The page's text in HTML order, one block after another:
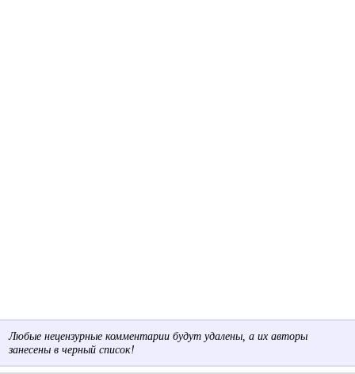
Любые нецензурные комментарии будут удалены, а их авторы
занесены в черный список!